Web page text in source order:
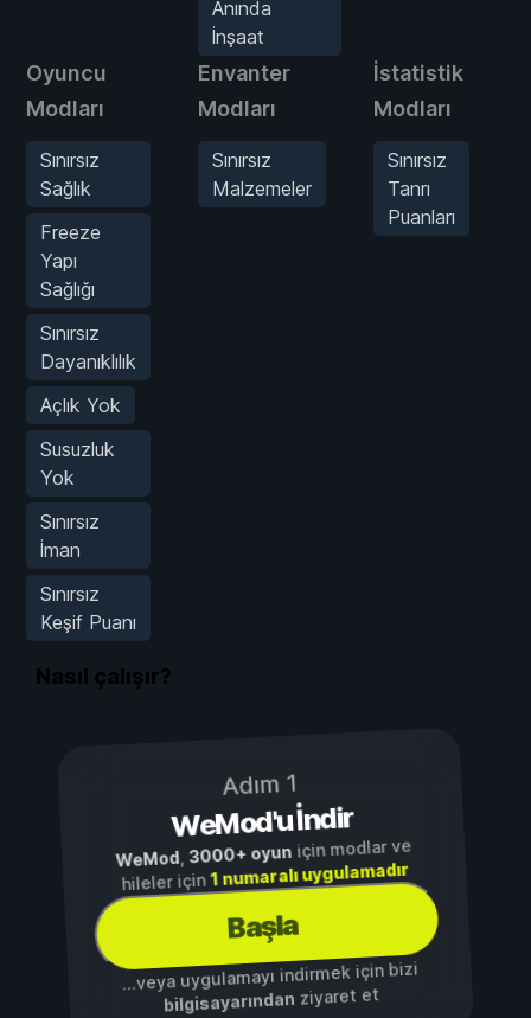
Anında
İnşaat
Oyuncu
Modları
Sınırsız
Sağlık
Freeze
Yapı
Sağlığı
Sınırsız
Dayanıklılık
Açlık Yok
Susuzluk
Yok
Sınırsız
İman
Sınırsız
Keşif Puanı
Envanter
Modları
Sınırsız
Malzemeler
İstatistik
Modları
Sınırsız
Tanrı
Puanları
Nasıl çalışır?
Adım 1
WeMod'u İndir
WeMod,3000+ oyuniçin modlar ve
hileler için1 numaralı uygulamadır
Başla
...veya uygulamayı indirmek için bizi
bilgisayarından ziyaret et